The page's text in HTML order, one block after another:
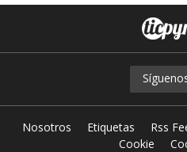
Nosotros Etiquetas Rss
Cookie